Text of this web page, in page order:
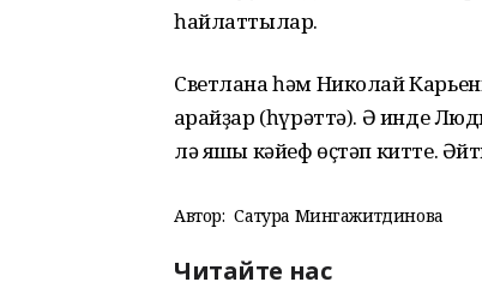
һайлаттылар.
Светлана һәм Николай
ҡарайҙар (һүрәттә). Ә инде
лә яҡшы кәйеф өҫтәп китте.
Автор: Сатура Мингажитдинова
Читайте нас